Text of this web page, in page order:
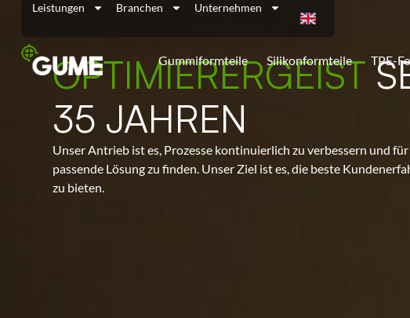
Leistungen Branchen Unternehmen
Gummiformteile Silikonformteile TPE-
OPTIMIERERGEIST
35 JAHREN
Unser Antrieb ist es, Prozesse kontinuierlich zu verbessern und
passende Lösung zu finden. Unser Ziel ist es, die beste
zu bieten.